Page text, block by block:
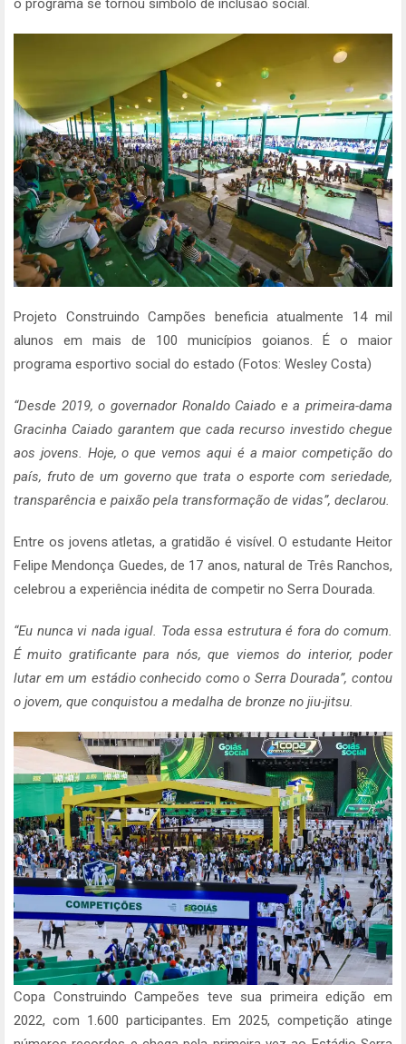
o programa se tornou símbolo de inclusão social.
Projeto Construindo Campões beneficia atualmente 14 mil
alunos em mais de 100 municípios goianos. É o maior
programa esportivo social do estado (Fotos: Wesley Costa)
“Desde 2019, o governador Ronaldo Caiado e a primeira-dama
Gracinha Caiado garantem que cada recurso investido chegue
aos jovens. Hoje, o que vemos aqui é a maior competição do
país, fruto de um governo que trata o esporte com seriedade,
transparência e paixão pela transformação de vidas”, declarou.
Entre os jovens atletas, a gratidão é visível. O estudante Heitor
Felipe Mendonça Guedes, de 17 anos, natural de Três Ranchos,
celebrou a experiência inédita de competir no Serra Dourada.
“Eu nunca vi nada igual. Toda essa estrutura é fora do comum.
É muito gratificante para nós, que viemos do interior, poder
lutar em um estádio conhecido como o Serra Dourada”, contou
o jovem, que conquistou a medalha de bronze no jiu-jitsu.
Copa Construindo Campeões teve sua primeira edição em
2022, com 1.600 participantes. Em 2025, competição atinge